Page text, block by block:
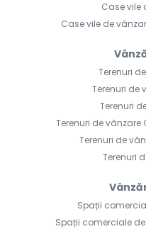
Case vile
Case vile de
Terenuri
Terenuri de
Terenuri
Terenuri de vânzare
Terenuri de
Terenuri
Spații
Spații comerciale